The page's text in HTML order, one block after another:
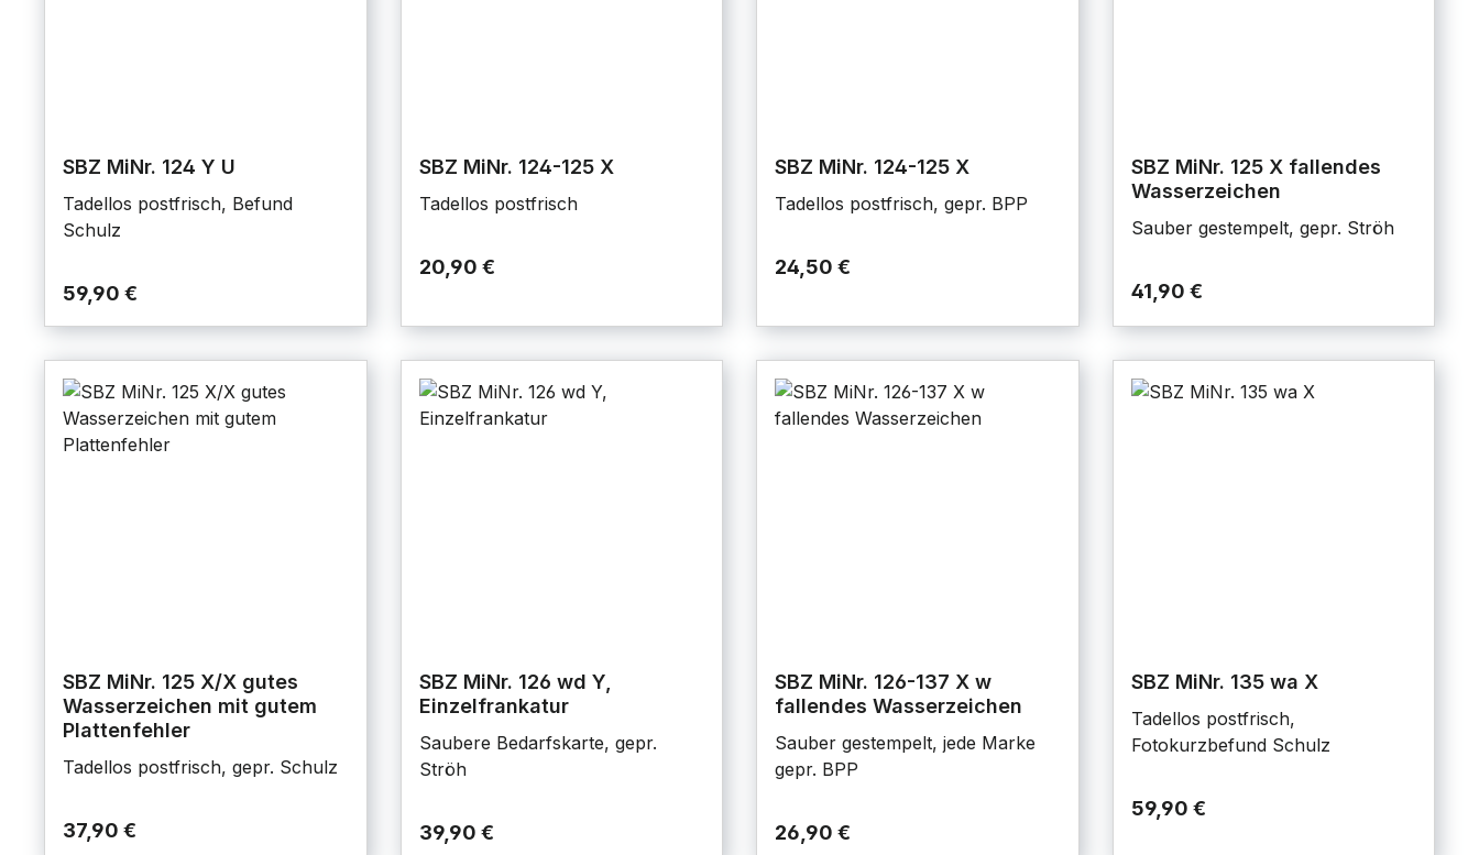
SBZ MiNr. 124 Y U
Tadellos postfrisch, Befund
Schulz
59,90 €
SBZ MiNr. 124-125 X
Tadellos postfrisch
20,90 €
SBZ MiNr. 124-125 X
Tadellos postfrisch, gepr. BPP
24,50 €
SBZ MiNr. 125 X fallendes
Wasserzeichen
Sauber gestempelt, gepr. Ströh
41,90 €
SBZ MiNr. 125 X/X gutes
Wasserzeichen mit gutem
Plattenfehler
Tadellos postfrisch, gepr. Schulz
37,90 €
SBZ MiNr. 126 wd Y,
Einzelfrankatur
Saubere Bedarfskarte, gepr.
Ströh
39,90 €
SBZ MiNr. 126-137 X w
fallendes Wasserzeichen
Sauber gestempelt, jede Marke
gepr. BPP
26,90 €
SBZ MiNr. 135 wa X
Tadellos postfrisch,
Fotokurzbefund Schulz
59,90 €